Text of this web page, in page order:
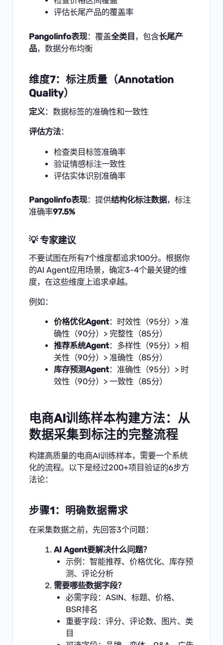
评估长尾产品的覆盖率
Pangolinfo表现：覆盖全类目 ，包含长尾产
品，数据分布均衡
维度7：标注质量（Annotation
Quality）
定义 ：数据标签的准确性和一致性
评估方法：
检查类目标签准确率
验证情感标注一致性
评估实体识别准确率
Pangolinfo表现：提供结构化标注数据，标注
准确率97.5%
💡 专家建议
不要试图在所有7个维度都追求100分。根据你
的AI Agent应用场景，确定3-4个最关键的维
度，在这些维度上追求卓越。
例如：
价格优化Agent：时效性（95分）> 准
确性（90分）> 完整性（85分）
推荐系统Agent：多样性（95分）> 相
关性（90分）> 准确性（85分）
库存预测Agent：准确性（95分）> 时
效性（90分）> 一致性（85分）
电商AI训练样本构建方法：从
数据采集到标注的完整流程
构建高质量的电商AI训练样本，需要一个系统
化的流程。以下是经过200+项目验证的6步方
法论：
步骤1：明确数据需求
在采集数据之前，先回答3个问题：
AI Agent要解决什么问题？
示例：智能推荐、价格优化、库存预
测、评论分析
需要哪些数据字段？
必需字段：ASIN、标题、价格、
BSR排名
重要字段：评分、评论数、图片、类
目